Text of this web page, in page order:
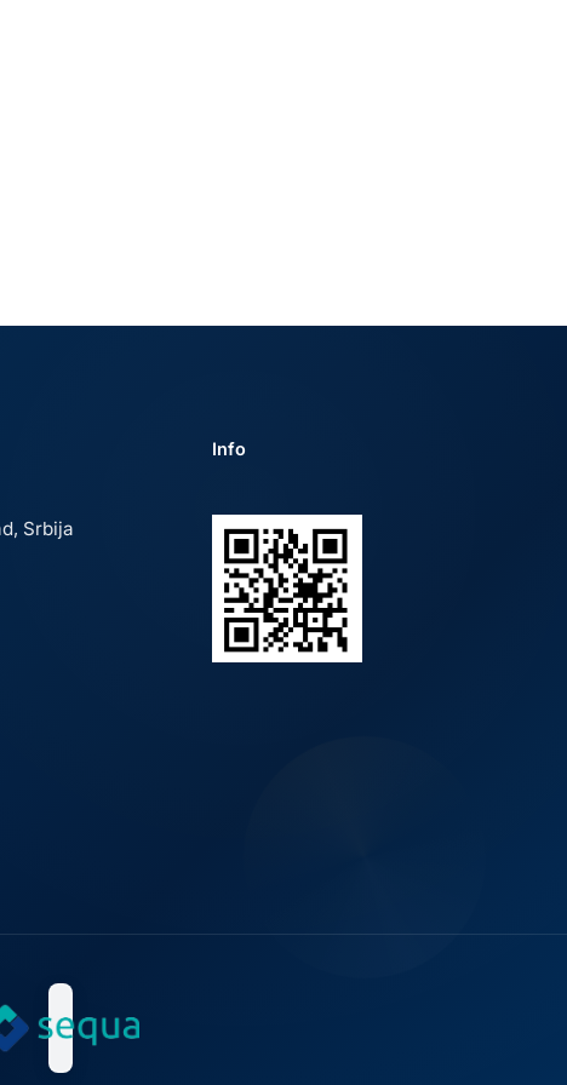
Srbija
Info